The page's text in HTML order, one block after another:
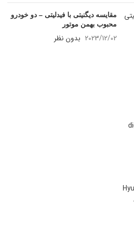
مقایسه دیگنیتی با فیدلیتی – دو خودرو
محبوب بهمن موتور
2023/12/02 بدون نظر